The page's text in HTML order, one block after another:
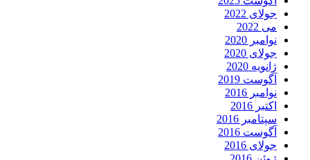
جولای 2022
می 2022
نوامبر 2020
جولای 2020
ژانویه 2020
آگوست 2019
نوامبر 2016
اکتبر 2016
سپتامبر 2016
آگوست 2016
جولای 2016